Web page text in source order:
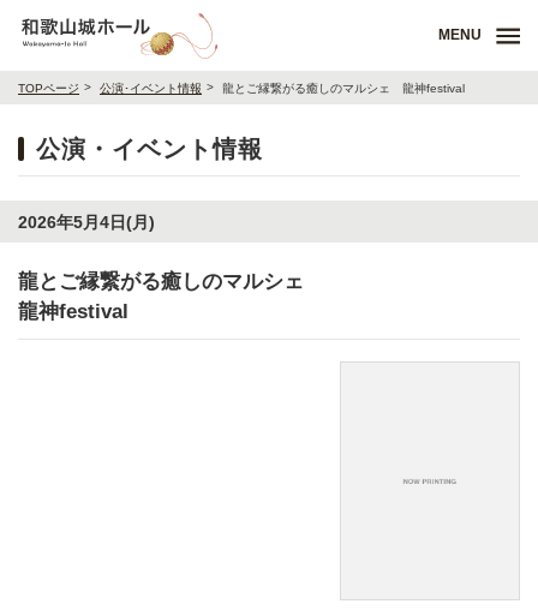
MENU
TOPページ 公演･イベント情報 龍とご縁繋がる癒しのマルシェ 龍神festival
公演・イベント情報
2026年5月4日(月)
龍とご縁繋がる癒しのマルシェ
龍神festival